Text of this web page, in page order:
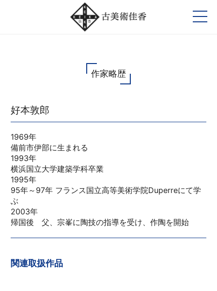
作家略歴
好本敦郎
1969年
備前市伊部に生まれる
1993年
横浜国立大学建築学科卒業
1995年
95年～97年 フランス国立高等美術学院Duperreにて学
ぶ
2003年
帰国後 父、宗峯に陶技の指導を受け、作陶を開始
関連取扱作品